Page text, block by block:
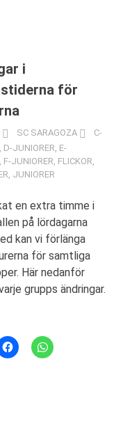
i
för
SC SARAGOZA
C-
D-JUNIORER E-
F-JUNIORER FLICKOR
JUNIORER
en extra timme i
på lördagarna
kan vi förlänga
för samtliga
Här nedanför
grupps ändringar.